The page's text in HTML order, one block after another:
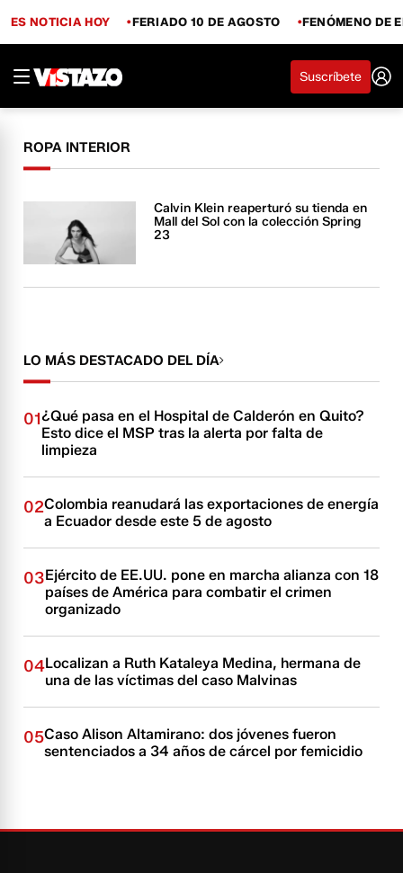
ES NOTICIA HOY FERIADO 10 DE AGOSTO FENÓMENO DE
Suscríbete
ROPA INTERIOR
Calvin Klein reaperturó su tienda en
Mall del Sol con la colección Spring
23
LO MÁS DESTACADO DEL DÍA
01¿Qué pasa en el Hospital de Calderón en Quito?
Esto dice el MSP tras la alerta por falta de
limpieza
02Colombia reanudará las exportaciones de energía
a Ecuador desde este 5 de agosto
03Ejército de EE.UU. pone en marcha alianza con 18
países de América para combatir el crimen
organizado
04Localizan a Ruth Kataleya Medina, hermana de
una de las víctimas del caso Malvinas
05Caso Alison Altamirano: dos jóvenes fueron
sentenciados a 34 años de cárcel por femicidio